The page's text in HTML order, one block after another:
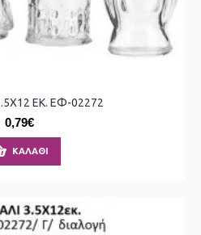
ΕΚ. ΕΦ-02272
0,79€
ΚΑΛΆΘΙ